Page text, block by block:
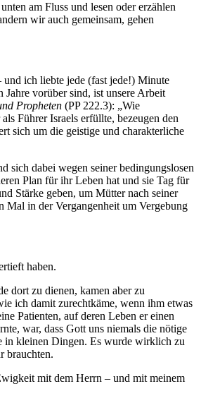
am Fluss und lesen oder erzählen
wir auch gemeinsam, gehen
und ich liebte jede (fast jede!) Minute
vorüber sind, ist unsere Arbeit
Propheten (PP 222.3): „Wie
Führer Israels erfüllte, bezeugen den
sich um die geistige und charakterliche
sich dabei wegen seiner bedingungslosen
Plan für ihr Leben hat und sie Tag für
Stärke geben, um Mütter nach seiner
Mal in der Vergangenheit um Vergebung
haben.
dort zu dienen, kamen aber zu
ich damit zurechtkäme, wenn ihm etwas
Patienten, auf deren Leben er einen
war, dass Gott uns niemals die nötige
in kleinen Dingen. Es wurde wirklich zu
brauchten.
mit dem Herrn – und mit meinem